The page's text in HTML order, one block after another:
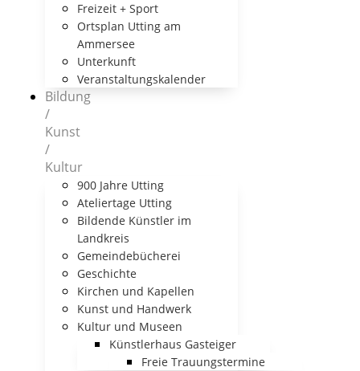
Freizeit + Sport
Ortsplan Utting am
Ammersee
Unterkunft
Veranstaltungskalender
Bildung
/
Kunst
/
Kultur
900 Jahre Utting
Ateliertage Utting
Bildende Künstler im
Landkreis
Gemeindebücherei
Geschichte
Kirchen und Kapellen
Kunst und Handwerk
Kultur und Museen
Künstlerhaus Gasteiger
Freie Trauungstermine